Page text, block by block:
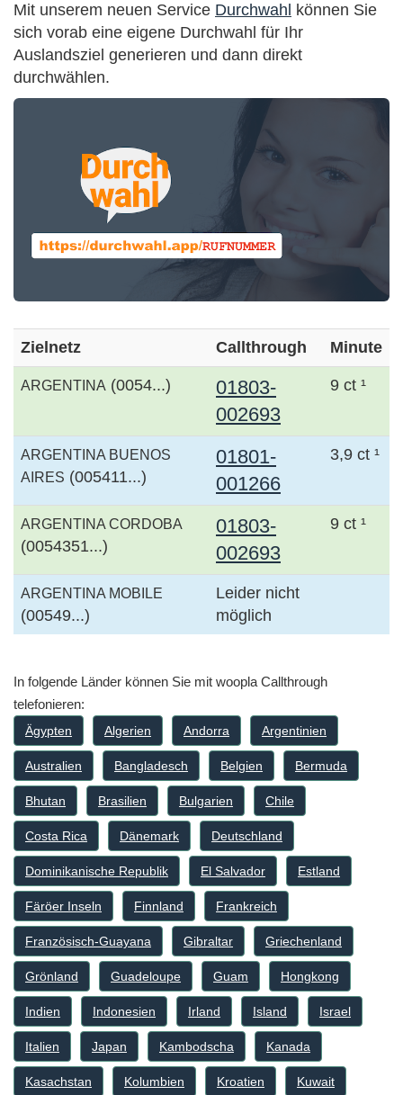
Mit unserem neuen Service Durchwahl können Sie
sich vorab eine eigene Durchwahl für Ihr
Auslandsziel generieren und dann direkt
durchwählen.
Zielnetz Callthrough Minute
ARGENTINA (0054...)
01803-
002693
9 ct ¹
ARGENTINA BUENOS
AIRES (005411...)
01801-
001266
3,9 ct ¹
ARGENTINA CORDOBA
(0054351...)
01803-
002693
9 ct ¹
ARGENTINA MOBILE
(00549...)
Leider nicht
möglich
In folgende Länder können Sie mit woopla Callthrough
telefonieren:
Ägypten Algerien Andorra Argentinien
Australien Bangladesch Belgien Bermuda
Bhutan Brasilien Bulgarien Chile
Costa Rica Dänemark Deutschland
Dominikanische Republik El Salvador Estland
Färöer Inseln Finnland Frankreich
Französisch-Guayana Gibraltar Griechenland
Grönland Guadeloupe Guam Hongkong
Indien Indonesien Irland Island Israel
Italien Japan Kambodscha Kanada
Kasachstan Kolumbien Kroatien Kuwait